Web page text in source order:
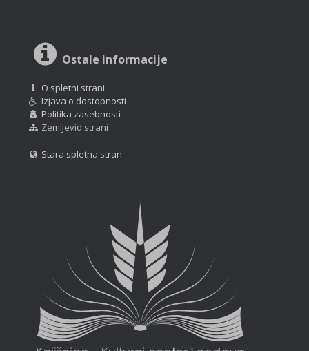
Ostale informacije
O spletni strani
Izjava o dostopnosti
Politika zasebnosti
Zemljevid strani
Stara spletna stran